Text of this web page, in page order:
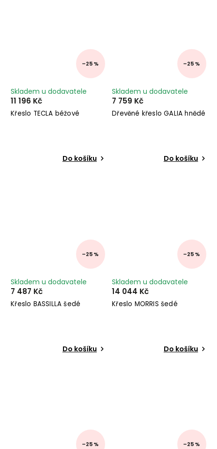
–25 %
Křeslo TECLA béžové
Skladem u dodavatele
11 196 Kč
Do košíku
–25 %
Dřevěné křeslo GALIA hnědé
Skladem u dodavatele
7 759 Kč
Do košíku
–25 %
Křeslo BASSILLA šedé
Skladem u dodavatele
7 487 Kč
Do košíku
–25 %
Křeslo MORRIS šedé
Skladem u dodavatele
14 044 Kč
Do košíku
–25 % –25 %